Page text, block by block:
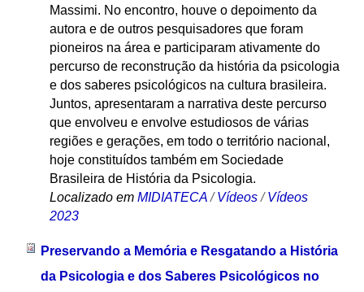
Massimi. No encontro, houve o depoimento da
autora e de outros pesquisadores que foram
pioneiros na área e participaram ativamente do
percurso de reconstrução da história da psicologia
e dos saberes psicológicos na cultura brasileira.
Juntos, apresentaram a narrativa deste percurso
que envolveu e envolve estudiosos de várias
regiões e gerações, em todo o território nacional,
hoje constituídos também em Sociedade
Brasileira de História da Psicologia.
Localizado em MIDIATECA /Vídeos /Vídeos
2023
Preservando a Memória e Resgatando a História
da Psicologia e dos Saberes Psicológicos no